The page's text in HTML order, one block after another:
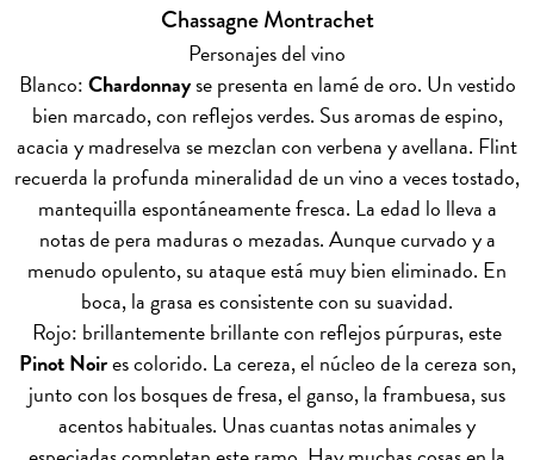
Chassagne Montrachet
Personajes del vino
Blanco:Chardonnayse presenta en lamé de oro. Un vestido
bien marcado, con reflejos verdes. Sus aromas de espino,
acacia y madreselva se mezclan con verbena y avellana. Flint
recuerda la profunda mineralidad de un vino a veces tostado,
mantequilla espontáneamente fresca. La edad lo lleva a
notas de pera maduras o mezadas. Aunque curvado y a
menudo opulento, su ataque está muy bien eliminado. En
boca, la grasa es consistente con su suavidad.
Rojo: brillantemente brillante con reflejos púrpuras, este
Pinot Noires colorido. La cereza, el núcleo de la cereza son,
junto con los bosques de fresa, el ganso, la frambuesa, sus
acentos habituales. Unas cuantas notas animales y